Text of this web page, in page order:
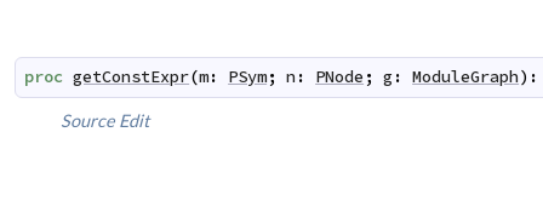
proc getConstExpr(m: PSym; n : PNode ; g : ModuleGraph) :
Source Edit